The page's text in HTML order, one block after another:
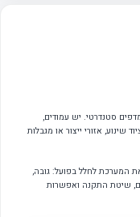
סטנדרטי. יש עמודים,
שינוע, אזורי ייצור או מגבלות
המערכת לחלל בפועל: גובה,
שיטת התקנה ואפשרות